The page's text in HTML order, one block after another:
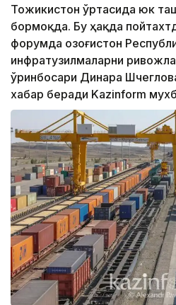
Тожикистон ўртасида юк
бормоқда. Бу ҳақда
форумда Қозоғистон
инфратузилмаларни
ўринбосари Динара
хабар беради Kazinform